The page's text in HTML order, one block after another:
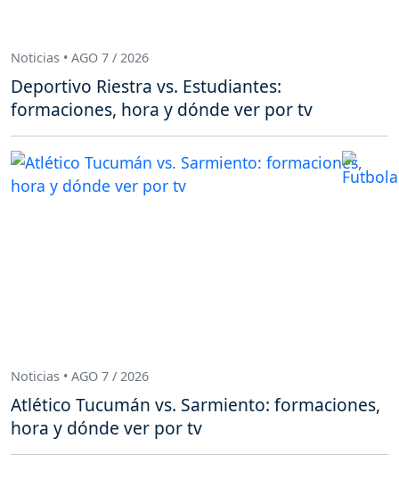
Noticias • AGO 7 / 2026
Deportivo Riestra vs. Estudiantes:
formaciones, hora y dónde ver por tv
Noticias • AGO 7 / 2026
Atlético Tucumán vs. Sarmiento: formaciones,
hora y dónde ver por tv